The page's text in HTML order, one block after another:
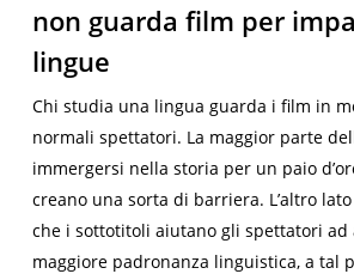
non guarda film per
lingue
Chi studia una lingua guarda i film in
normali spettatori. La maggior parte
immergersi nella storia per un paio
creano una sorta di barriera. L’altro
che i sottotitoli aiutano gli spettatori ad
maggiore padronanza linguistica, a tal